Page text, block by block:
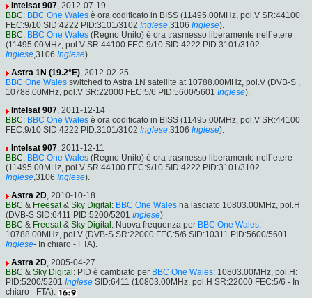
Intelsat 907, 2012-07-19
BBC: BBC One Wales è ora codificato in BISS (11495.00MHz, pol.V SR:44100
FEC:9/10 SID:4222 PID:3101/3102 Inglese,3106 Inglese).
BBC: BBC One Wales (Regno Unito) è ora trasmesso liberamente nell´etere
(11495.00MHz, pol.V SR:44100 FEC:9/10 SID:4222 PID:3101/3102
Inglese,3106 Inglese).
Astra 1N (19.2°E), 2012-02-25
BBC One Wales switched to Astra 1N satellite at 10788.00MHz, pol.V (DVB-S ,
10788.00MHz, pol.V SR:22000 FEC:5/6 PID:5600/5601 Inglese).
Intelsat 907, 2011-12-14
BBC: BBC One Wales è ora codificato in BISS (11495.00MHz, pol.V SR:44100
FEC:9/10 SID:4222 PID:3101/3102 Inglese,3106 Inglese).
Intelsat 907, 2011-12-11
BBC: BBC One Wales (Regno Unito) è ora trasmesso liberamente nell´etere
(11495.00MHz, pol.V SR:44100 FEC:9/10 SID:4222 PID:3101/3102
Inglese,3106 Inglese).
Astra 2D, 2010-10-18
BBC & Freesat& Sky Digital : BBC One Wales ha lasciato 10803.00MHz, pol.H
(DVB-S SID:6411 PID:5200/5201 Inglese)
BBC & Freesat& Sky Digital : Nuova frequenza per BBC One Wales:
10788.00MHz, pol.V (DVB-S SR:22000 FEC:5/6 SID:10311 PID:5600/5601
Inglese- In chiaro - FTA).
Astra 2D, 2005-04-27
BBC & Sky Digital : PID è cambiato per BBC One Wales: 10803.00MHz, pol.H:
PID:5200/5201 Inglese SID:6411 (10803.00MHz, pol.H SR:22000 FEC:5/6 - In
chiaro - FTA).